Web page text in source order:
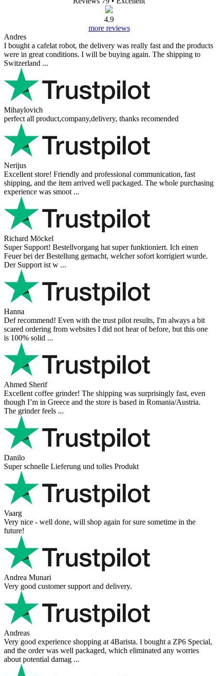
4.9
more reviews
Andres
I bought a cafelat robot, the delivery was really fast and the products
were in great conditions. I will be buying again. The shipping to
Switzerland ...
Mihaylovich
perfect all product,company,delivery, thanks recomended
Nerijus
Excellent store! Friendly and professional communication, fast
shipping, and the item arrived well packaged. The whole purchasing
experience was smoot ...
Richard Möckel
Super Support! Bestellvorgang hat super funktioniert. Ich einen
Feuer bei der Bestellung gemacht, welcher sofort korrigiert wurde.
Der Support ist w ...
Hanna
Def recommend! Even with the trust pilot results, I'm always a bit
scared ordering from websites I did not hear of before, but this one
is 100% solid ...
Ahmed Sherif
Excellent coffee grinder! The shipping was surprisingly fast, even
though I’m in Greece and the store is based in Romania/Austria.
The grinder feels ...
Danilo
Super schnelle Lieferung und tolles Produkt
Vaarg
Very nice - well done, will shop again for sure sometime in the
future!
Andrea Munari
Very good customer support and delivery.
Andreas
Very good experience shopping at 4Barista. I bought a ZP6 Special,
and the order was well packaged, which eliminated any worries
about potential damag ...